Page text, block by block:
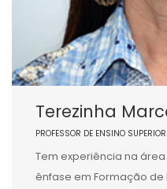
Terezinha
PROFESSOR DE ENSINO SUPERIOR
Tem experiência na
ênfase em Formação de